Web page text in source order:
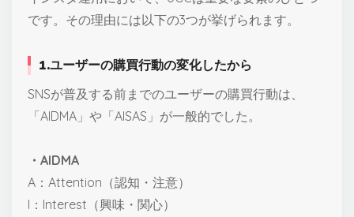
です。その理由には以下の3つが挙げられます。
1.ユーザーの購買行動の変化したから
SNSが普及する前までのユーザーの購買行動は、
「AIDMA」や「AISAS」が一般的でした。
・AIDMA
A：Attention（認知・注意）
I：Interest（興味・関心）